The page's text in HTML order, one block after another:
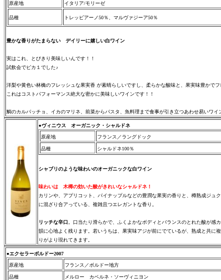
原産地 イタリア/モリーゼ
品種 トレッビアーノ50％、マルヴァジーア50％
豊かな香りがたまらない デイリーに嬉しい白ワイン
実はこれ、とびきり美味しいんです！！
試飲会でピカ１でした♪
洋梨や黄色い林檎のフレッシュな果実香 が素晴らしいですし、柔らかな酸味と、果実味豊かで
これはコストパフォーマンス絶大な密かに美味しいワインです！！
鯛のカルパッチョ、イカのマリネ、前菜からパスタ、魚料理まで食事が引き立つあわせ易いワイ
●ヴィニウス オーガニック・シャルドネ
原産地 フランス／ラングドック
品種 シャルドネ100％
シャブリのような味わいのオーガニックな白ワイン
味わいは 木樽の効いた酸がきれいなシャルドネ！
カリンや、アプリコット、パイナップルなどの豊潤な果実の香りと、樽熟成ジュ
に混ざり合アっている、複雑且つエレガントな香り。
リッチな辛口 。口当たり滑らかで、ふくよかなボディとバランスのとれた酸が
韻に心地よく残ります。若いうちは、果実味アジが前にでているが、熟成と共に
りがより現れてきます。
●エクセラーボルドー2007
原産地 フランス／ボルドー地方
品種 メルロー カベルネ・ソーヴィニヨン